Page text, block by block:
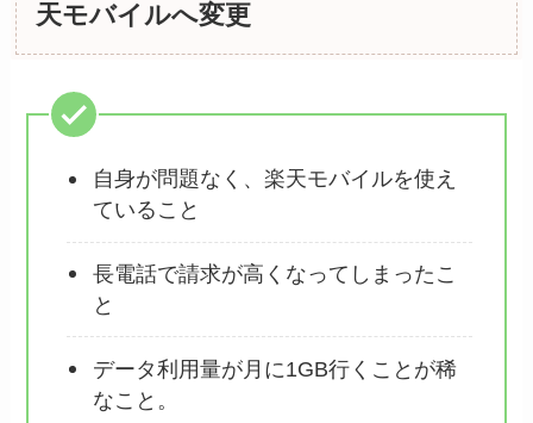
天モバイルへ変更
自身が問題なく、楽天モバイルを使え
ていること
長電話で請求が高くなってしまったこ
と
データ利用量が月に1GB行くことが稀
なこと。